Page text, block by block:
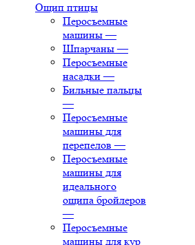
Ощип птицы
Перосъемные
машины —
Шпарчаны —
Перосъемные
насадки —
Бильные пальцы
—
Перосъемные
машины для
перепелов —
Перосъемные
машины для
идеального
ощипа бройлеров
—
Перосъемные
машины для кур